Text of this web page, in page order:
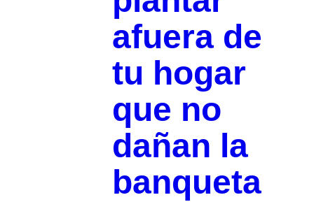
afuera de
tu hogar
que no
dañan la
banqueta